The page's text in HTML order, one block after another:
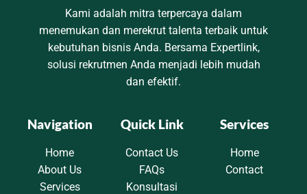
Kami adalah mitra terpercaya dalam
menemukan dan merekrut talenta terbaik untuk
kebutuhan bisnis Anda. Bersama Expertlink,
solusi rekrutmen Anda menjadi lebih mudah
dan efektif.
Navigation
Home
About Us
Services
Quick Link
Contact Us
FAQs
Konsultasi
Services
Home
Contact